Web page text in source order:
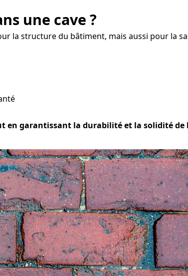
une cave ?
la structure du bâtiment, mais aussi pour la
en garantissant la durabilité et la solidité